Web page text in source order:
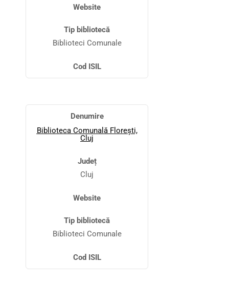
Website
Tip bibliotecă
Biblioteci Comunale
Cod ISIL
Denumire
Biblioteca Comunală Florești,
Cluj
Județ
Cluj
Website
Tip bibliotecă
Biblioteci Comunale
Cod ISIL